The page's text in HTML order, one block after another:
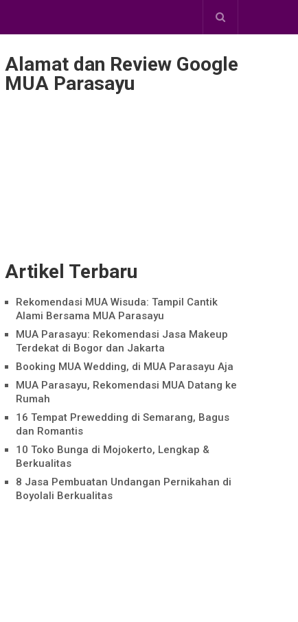
Alamat dan Review Google
MUA Parasayu
Artikel Terbaru
Rekomendasi MUA Wisuda: Tampil Cantik
Alami Bersama MUA Parasayu
MUA Parasayu: Rekomendasi Jasa Makeup
Terdekat di Bogor dan Jakarta
Booking MUA Wedding, di MUA Parasayu Aja
MUA Parasayu, Rekomendasi MUA Datang ke
Rumah
16 Tempat Prewedding di Semarang, Bagus
dan Romantis
10 Toko Bunga di Mojokerto, Lengkap &
Berkualitas
8 Jasa Pembuatan Undangan Pernikahan di
Boyolali Berkualitas